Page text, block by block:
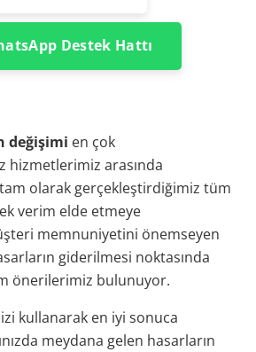
Destek Hattı
değişimi en çok
hizmetlerimiz arasında
olarak gerçekleştirdiğimiz tüm
verim elde etmeye
memnuniyetini önemseyen
giderilmesi noktasında
önerilerimiz bulunuyor.
kullanarak en iyi sonuca
meydana gelen hasarların